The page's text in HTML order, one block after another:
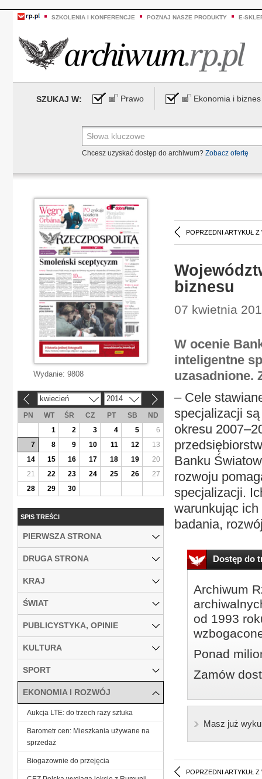
SZKOLENIA I KONFERENCJE POZNAJ NASZE PRODUKTY E-
SZUKAJ W: Prawo Ekonomia i biznes
Chcesz uzyskać dostęp do archiwum? Zobacz ofertę
POPRZEDNI ARTYKUŁ Z
biznesu
07 kwietnia
W ocenie
inteligentne
uzasadnione.
– Cele
specjalizacji
okresu
Banku
rozwoju
specjalizacji.
warunkując
badania,
Dostęp do
Archiwum
od 1993
Ponad
Zamów
Masz już
POPRZEDNI ARTYKUŁ Z
Wydanie: 9808
kwiecień 2014
PN WT ŚR CZ PT SB
ND
1
2 3 4 5
6
7
8 9 10 11 12
13
14
15 16 17 18 19
20
21
22 23 24 25 26
27
28
29 30
SPIS TREŚCI
PIERWSZA STRONA
DRUGA STRONA
KRAJ
ŚWIAT
PUBLICYSTYKA, OPINIE
KULTURA
SPORT
EKONOMIA I ROZWÓJ
Aukcja LTE: do trzech razy sztuka
Barometr cen: Mieszkania używane na
sprzedaż
Biogazownie do przejęcia